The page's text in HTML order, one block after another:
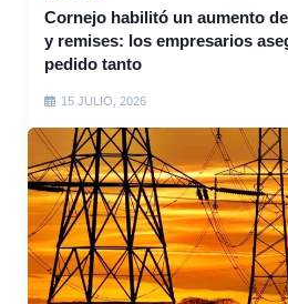
Cornejo habilitó un aumento
y remises: los empresarios
pedido tanto
15 JULIO, 2026